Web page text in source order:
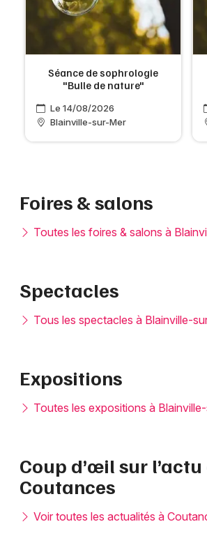
Séance de sophrologie
"Bulle de nature"
Le 14/08/2026
Blainville-sur-Mer
Foires & salons
Toutes les foires & salons à
Spectacles
Tous les spectacles à Blainville-
Expositions
Toutes les expositions à
Coup d’œil sur l’actu
Coutances
Voir toutes les actualités à